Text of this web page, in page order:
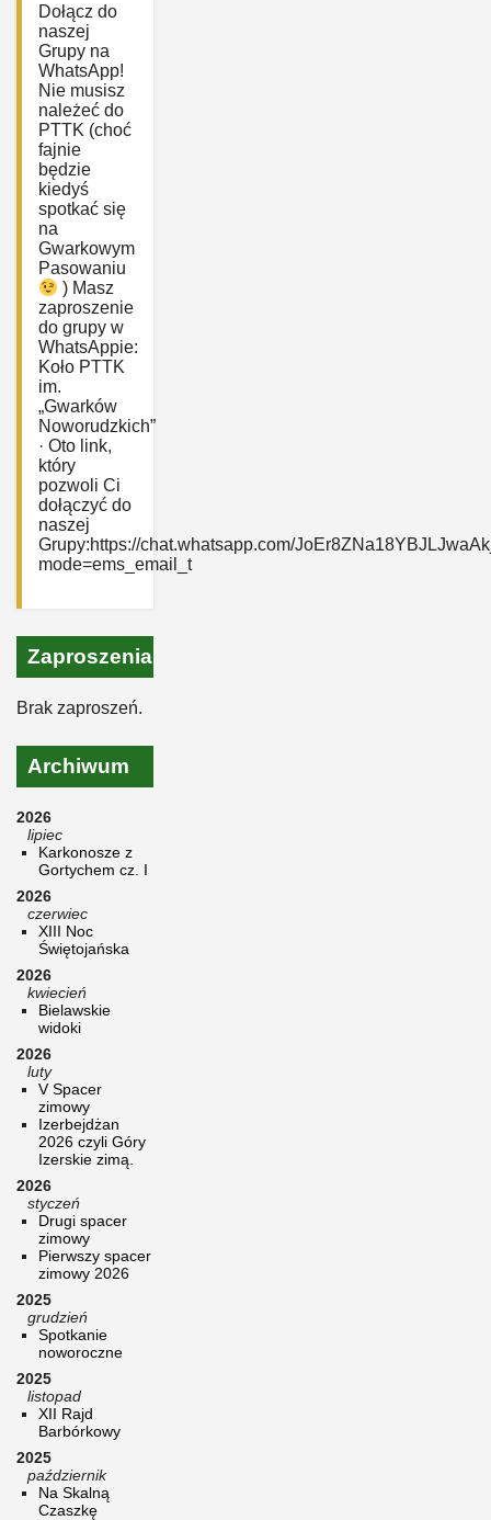
Dołącz do
naszej
Grupy na
WhatsApp!
Nie musisz
należeć do
PTTK (choć
fajnie
będzie
kiedyś
spotkać się
na
Gwarkowym
Pasowaniu
) Masz
zaproszenie
do grupy w
WhatsAppie:
‎Koło PTTK
im.
„Gwarków
Noworudzkich”
· Oto link,
który
pozwoli Ci
dołączyć do
naszej
Grupy:https://chat.whatsapp.com/
mode=ems_email_t
Zaproszenia
Brak zaproszeń.
Archiwum
2026
lipiec
Karkonosze z
Gortychem cz. I
2026
czerwiec
XIII Noc
Świętojańska
2026
kwiecień
Bielawskie
widoki
2026
luty
V Spacer
zimowy
Izerbejdżan
2026 czyli Góry
Izerskie zimą.
2026
styczeń
Drugi spacer
zimowy
Pierwszy spacer
zimowy 2026
2025
grudzień
Spotkanie
noworoczne
2025
listopad
XII Rajd
Barbórkowy
2025
październik
Na Skalną
Czaszkę